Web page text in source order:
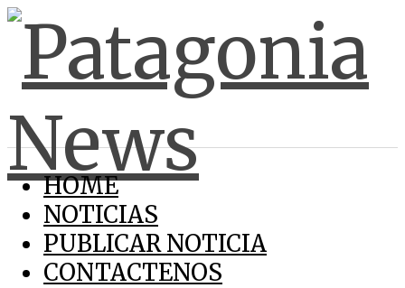
HOME
NOTICIAS
PUBLICAR NOTICIA
CONTACTENOS